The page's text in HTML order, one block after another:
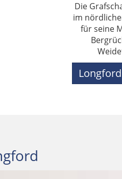
Die
im
für seine
Longford